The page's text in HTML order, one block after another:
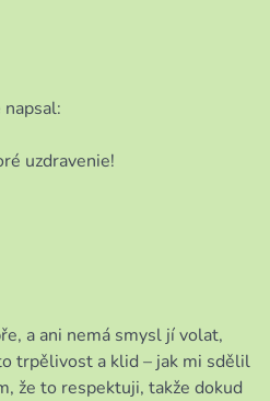
napsal:
uzdravenie!
a ani nemá smysl jí volat,
trpělivost a klid – jak mi sdělil
že to respektuji, takže dokud